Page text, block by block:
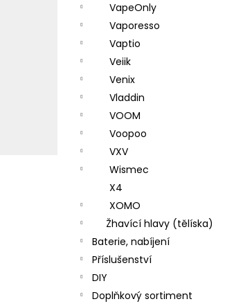
VapeOnly
Vaporesso
Vaptio
Veiik
Venix
Vladdin
VOOM
Voopoo
VXV
Wismec
X4
XOMO
Žhavící hlavy (tělíska)
Baterie, nabíjení
Příslušenství
DIY
Doplňkový sortiment